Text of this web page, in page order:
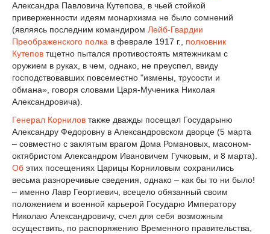
Александра Павловича Кутепова, в чьей стойкой
приверженности идеям монархизма не было сомнений
(являясь последним командиром Лейб-Гвардии
Преображенского полка в феврале 1917 г., полковник
Кутепов тщетно пытался противостоять мятежникам с
оружием в руках, в чем, однако, не преуспел, ввиду
господствовавших повсеместно "измены, трусости и
обмана», говоря словами Царя-Мученика Николая
Александровича).
Генерал Корнилов также дважды посещал Государыню
Александру Федоровну в Александровском дворце (5 марта
– совместно с заклятым врагом Дома Романовых, масоном-
октябристом Александром Ивановичем Гучковым, и 8 марта).
Об этих посещениях Царицы Корниловым сохранились
весьма разноречивые сведения, однако – как бы то ни было!
– именно Лавр Георгиевич, всецело обязанный своим
положением и военной карьерой Государю Императору
Николаю Александровичу, счел для себя возможным
осуществить, по распоряжению Временного правительства,